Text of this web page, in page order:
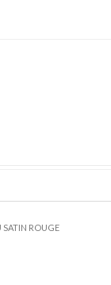
ROUGE